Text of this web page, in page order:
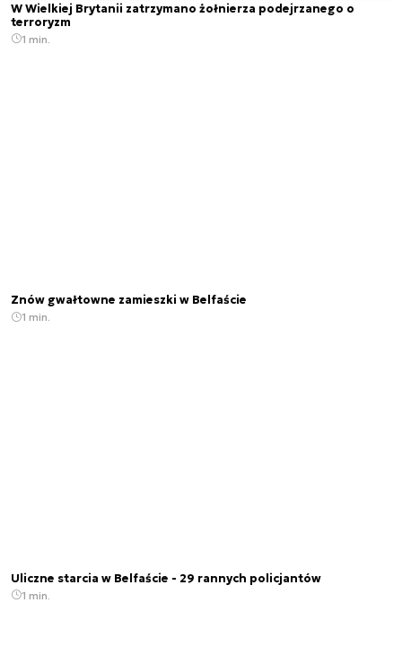
W Wielkiej Brytanii zatrzymano żołnierza podejrzanego o
terroryzm
1 min.
Znów gwałtowne zamieszki w Belfaście
1 min.
Uliczne starcia w Belfaście - 29 rannych policjantów
1 min.